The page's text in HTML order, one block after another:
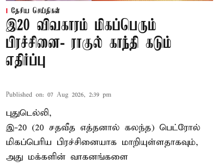
தேசிய செய்திகள்
இ20 விவகாரம் மிகப்பெரும்
பிரச்சினை- ராகுல் காந்தி கடும்
எதிர்ப்பு
Published on: 07 Aug 2026, 2:39 pm
புதுடெல்லி,
இ-20 (20 சதவீத எத்தனால் கலந்த) பெட்ரோல்
மிகப்பெரிய பிரச்சினையாக மாறியுள்ளதாகவும்,
அது மக்களின் வாகனங்களை